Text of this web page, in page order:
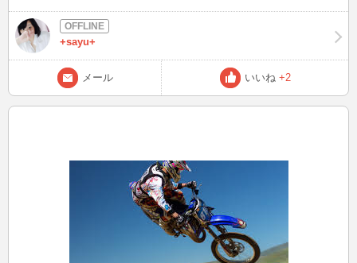
1つ歳を重ねました🎉 今日のお昼(おやつ)ピザサンド食べました🍕
+sayu+
メール いいね +2